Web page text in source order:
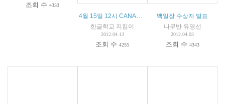
조회 수4333
4월 15일 12시 CANAL+ ‘EFFET PAPILLON’
한글학교 지킴이
2012.04.13
조회 수4255
백일장 수상자 발표
나무반 유영선
2012.04.03
조회 수 4343